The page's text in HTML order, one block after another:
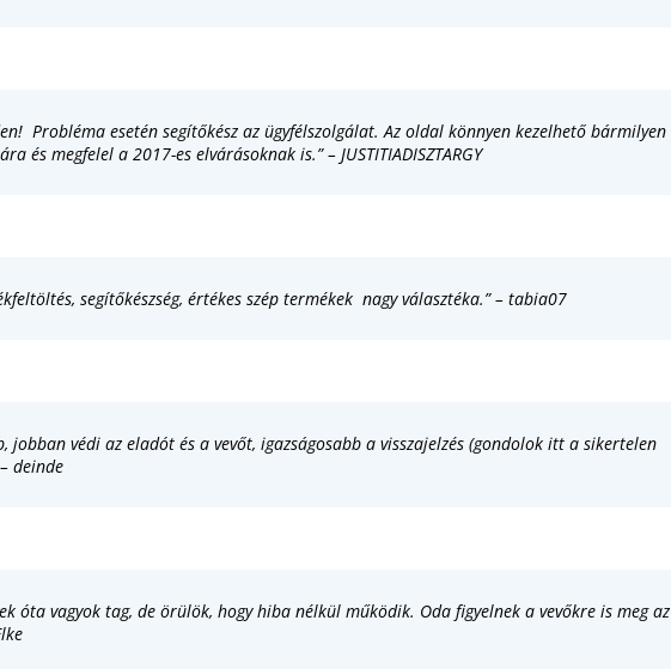
Probléma esetén segítőkész az ügyfélszolgálat. Az oldal könnyen kezelhető bármilyen
és megfelel a 2017-es elvárásoknak is.” – JUSTITIADISZTARGY
segítőkészség, értékes szép termékek nagy választéka.” – tabia07
jobban védi az eladót és a vevőt, igazságosabb a visszajelzés (gondolok itt a sikertelen
deinde
óta vagyok tag, de örülök, hogy hiba nélkül működik. Oda figyelnek a vevőkre is meg az